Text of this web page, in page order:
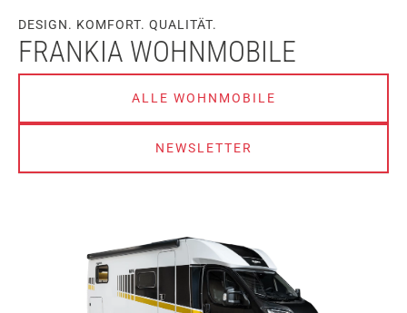
DESIGN. KOMFORT. QUALITÄT.
FRANKIA WOHNMOBILE
ALLE WOHNMOBILE
NEWSLETTER